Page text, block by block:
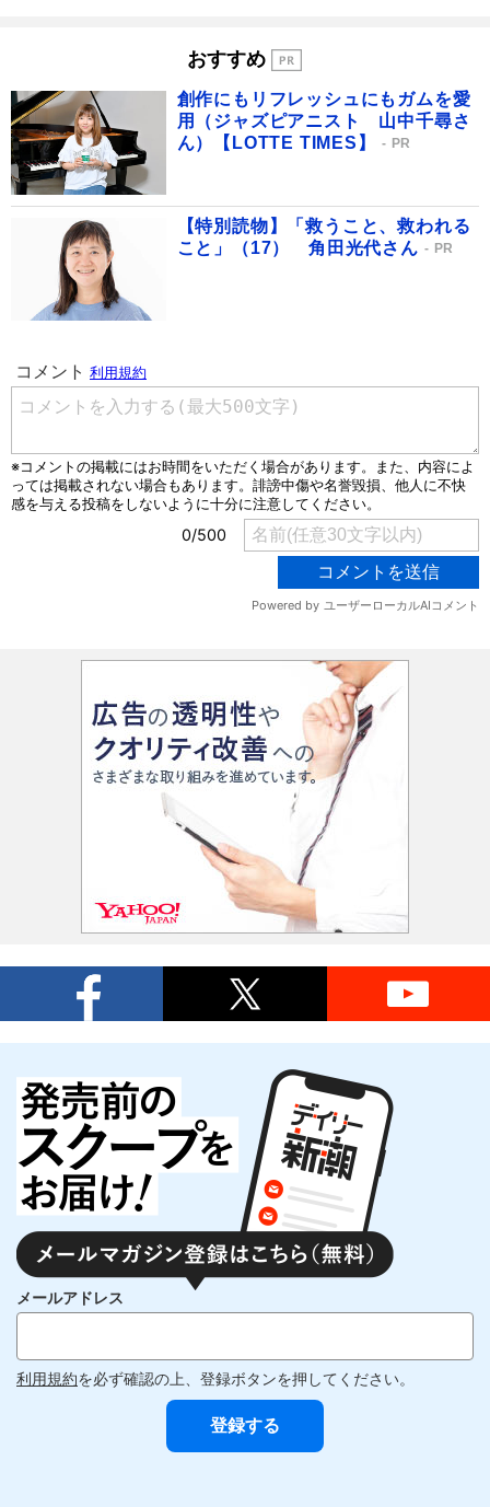
おすすめ
創作にもリフレッシュにもガムを愛
用（ジャズピアニスト 山中千尋さ
ん）【LOTTE TIMES】
PR
【特別読物】「救うこと、救われる
こと」（17） 角田光代さん
PR
メールアドレス
利用規約を必ず確認の上、登録ボタンを押してください。